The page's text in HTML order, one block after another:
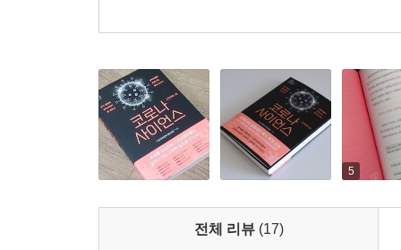
과학은 어떻게 삶의 무기가 되는가?
“갓 태어난 아기가 무슨 쓸모가 있겠습니까?” 전
향해 남겼다는 한 마디이다. 기초과학이라고 하
그렇기에 기초과학 연구에 매진해야 한다는 주장
것만으로 충분하다. 마이클 패러데이 또한 그러
이순간도 예외가 될 수 없다. 현재 대한민국의
5
전체 리뷰 (17)